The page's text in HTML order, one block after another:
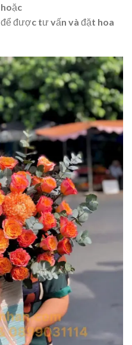
hoặc
để được tư vấn và đặt hoa